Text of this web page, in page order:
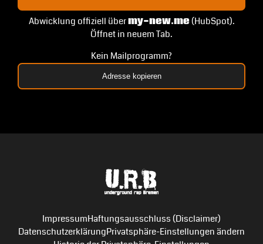
Abwicklung offiziell übermy-new.me(HubSpot).
Öffnet in neuem Tab.
Kein Mailprogramm?
Adresse kopieren
ImpressumHaftungsausschluss (Disclaimer)
DatenschutzerklärungPrivatsphäre-Einstellungen ändern